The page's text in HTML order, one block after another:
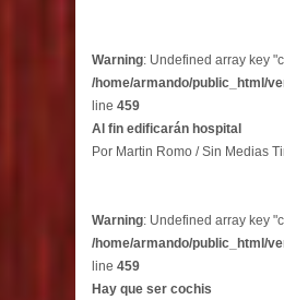
Warning: Undefined array key
/home/armando/public_html/
line 459
Al fin edificarán hospital
Por Martin Romo / Sin Medias
Warning: Undefined array key
/home/armando/public_html/
line 459
Hay que ser cochis